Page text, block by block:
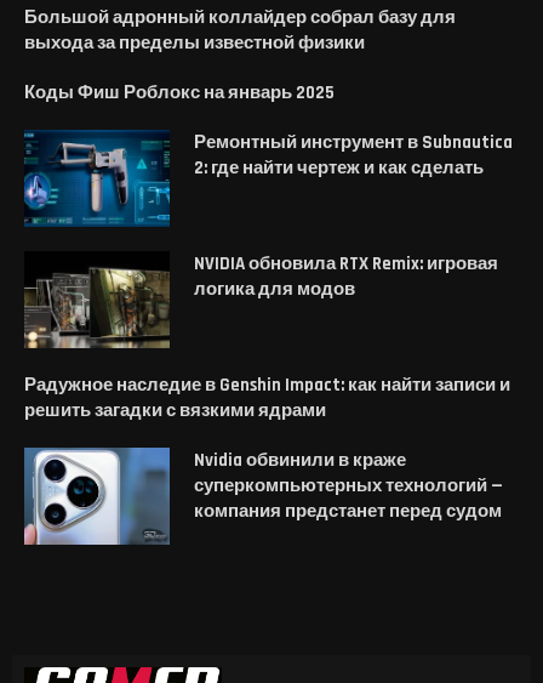
Большой адронный коллайдер собрал базу для
выхода за пределы известной физики
Коды Фиш Роблокс на январь 2025
Ремонтный инструмент в Subnautica
2: где найти чертеж и как сделать
NVIDIA обновила RTX Remix: игровая
логика для модов
Радужное наследие в Genshin Impact: как найти записи и
решить загадки с вязкими ядрами
Nvidia обвинили в краже
суперкомпьютерных технологий —
компания предстанет перед судом